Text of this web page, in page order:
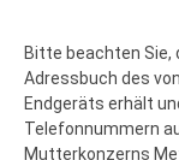
Bitte beachten
Adressbuch des
Endgeräts erhält
Telefonnummern
Mutterkonzerns